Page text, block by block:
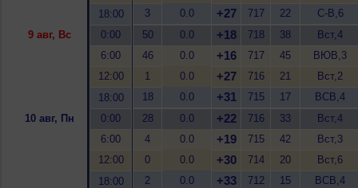
18:00
3 0.0 +27 717 22
С-В,6
9 авг, Вс
0:00 50 0.0 +18 718 38
Вст,4
6:00
46 0.0 +16 717 45
ВЮВ,3
12:00
1 0.0 +27 716 21
Вст,2
18:00
18 0.0 +31 715 17
ВСВ,4
10 авг, Пн
0:00 28 0.0 +22 716 33
Вст,4
6:00
4 0.0 +19 715 42
Вст,3
12:00
0 0.0 +30 714 20
Вст,6
18:00
2 0.0 +33 712 15
ВСВ,4